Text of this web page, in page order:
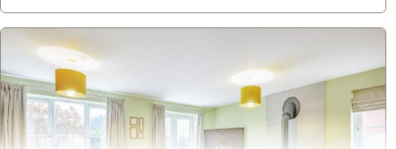
South Gloucestershire.
Cette villa spacieuse de 500 m² peut accueillir 16 personnes
dans ses 8 chambres, avec une piscine extérieure chauffée
ouverte de mai à octobre et un jardin italien.
En savoir plus
À partir de
1553 €/ nuit Voir